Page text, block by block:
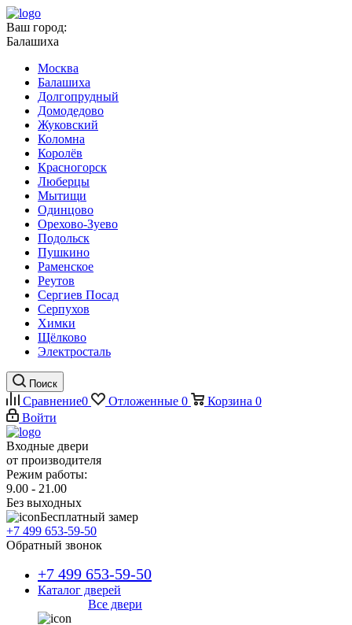
Ваш город:
Балашиха
Москва
Балашиха
Долгопрудный
Домодедово
Жуковский
Коломна
Королёв
Красногорск
Люберцы
Мытищи
Одинцово
Орехово-Зуево
Подольск
Пушкино
Раменское
Реутов
Сергиев Посад
Серпухов
Химки
Щёлково
Электросталь
Поиск
Сравнение0 Отложенные 0 Корзина 0
Войти
Входные двери
от производителя
Режим работы:
9.00 - 21.00
Без выходных
Бесплатный замер
+7 499 653-59-50
Обратный звонок
+7 499 653-59-50
Каталог дверей
Все двери